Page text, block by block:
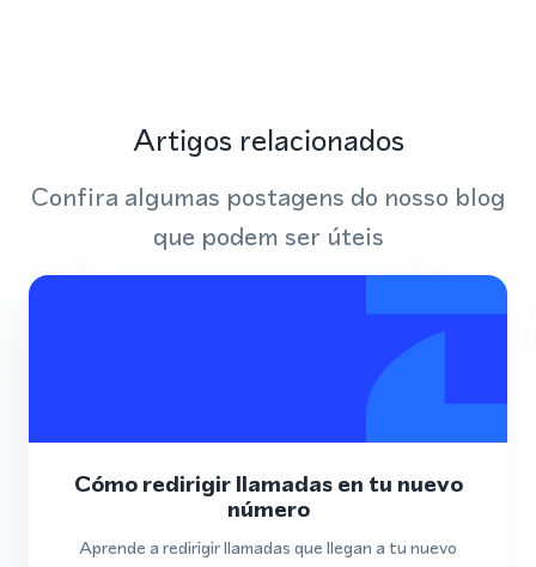
Artigos relacionados
Confira algumas postagens do nosso blog
que podem ser úteis
Cómo redirigir llamadas en tu nuevo
número
Aprende a redirigir llamadas que llegan a tu nuevo